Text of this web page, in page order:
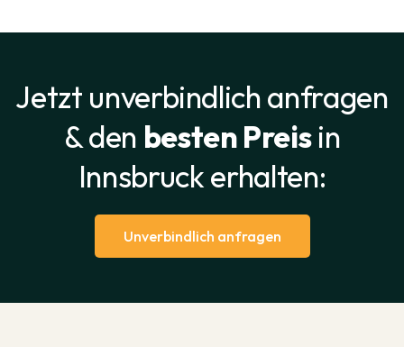
Jetzt unverbindlich anfragen
& den besten Preisin
Innsbruck erhalten:
Unverbindlich anfragen